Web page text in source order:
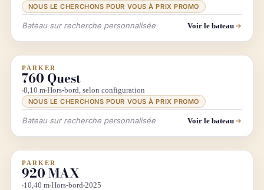
NOUS LE CHERCHONS POUR VOUS À PRIX PROMO
Bateau sur recherche personnalisée Voir le bateau
INFO & RECHERCHE
PARKER
760 Quest
8,10 m Hors-bord, selon configuration
NOUS LE CHERCHONS POUR VOUS À PRIX PROMO
Bateau sur recherche personnalisée Voir le bateau
INFO & RECHERCHE
PARKER
920 MAX
10,40 m Hors-bord 2025